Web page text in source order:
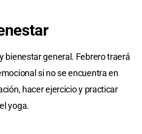
bienestar general. Febrero traerá
si no se encuentra en
hacer ejercicio y practicar
yoga.